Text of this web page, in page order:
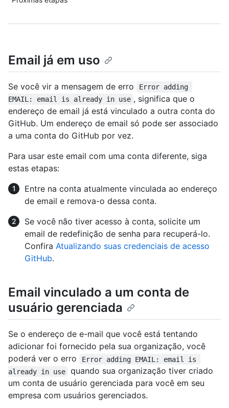
Email já em uso
Se você vir a mensagem de erro
Error adding
EMAIL: email is already in use , significa que o
endereço de email já está vinculado a outra conta do
GitHub. Um endereço de email só pode ser associado
a uma conta do GitHub por vez.
Para usar este email com uma conta diferente, siga
estas etapas:
Entre na conta atualmente vinculada ao endereço
de email e remova-o dessa conta.
Se você não tiver acesso à conta, solicite um
email de redefinição de senha para recuperá-lo.
Confira Atualizando suas credenciais de acesso
GitHub.
Email vinculado a um conta de
usuário gerenciada
Se o endereço de e-mail que você está tentando
adicionar foi fornecido pela sua organização, você
poderá ver o erro
Error adding EMAIL: email is
already in use
quando sua organização tiver criado
um conta de usuário gerenciada para você em seu
empresa com usuários gerenciados.